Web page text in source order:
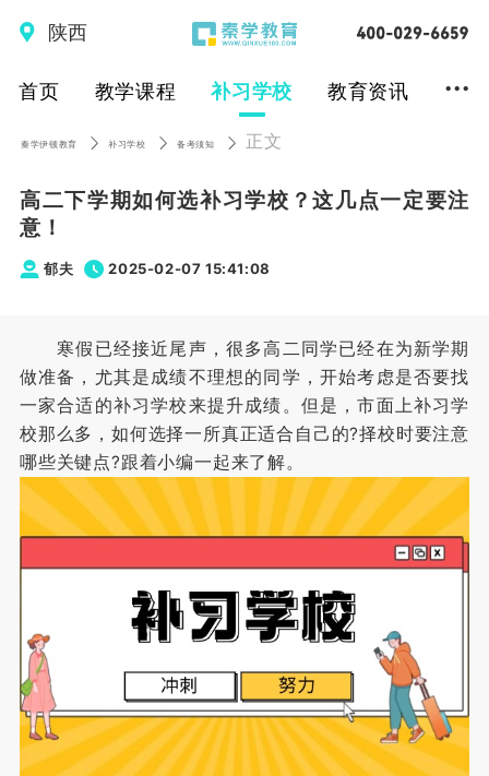
陕西
首页 教学课程 补习学校 教育资讯 ...
秦学伊顿教育 补习学校 备考须知 正文
高二下学期如何选补习学校？这几点一定要注
意！
郁夫 2025-02-07 15:41:08
寒假已经接近尾声，很多高二同学已经在为新学期
做准备，尤其是成绩不理想的同学，开始考虑是否要找
一家合适的补习学校来提升成绩。但是，市面上补习学
校那么多，如何选择一所真正适合自己的?择校时要注意
哪些关键点?跟着小编一起来了解。